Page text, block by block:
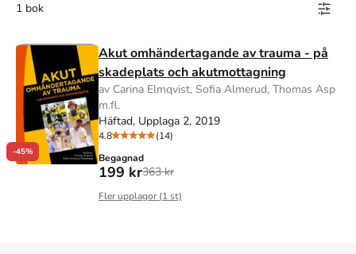
1 bok
-45%
Akut omhändertagande av trauma - på
skadeplats och akutmottagning
av Carina Elmqvist, Sofia Almerud, Thomas Asp
m.fl.
Häftad, Upplaga 2, 2019
4.8
(14)
Begagnad
199 kr363 kr
Fler upplagor (1st)